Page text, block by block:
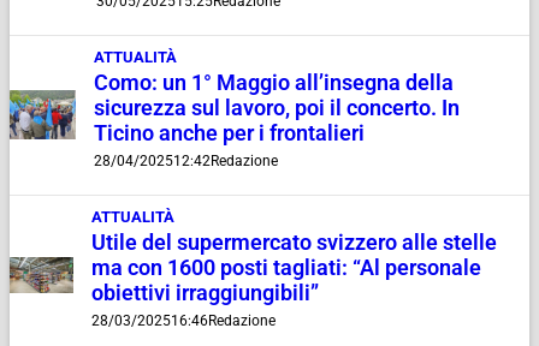
ATTUALITÀ
Como: un 1° Maggio all’insegna della
sicurezza sul lavoro, poi il concerto. In
Ticino anche per i frontalieri
28/04/202512:42Redazione
ATTUALITÀ
Utile del supermercato svizzero alle stelle
ma con 1600 posti tagliati: “Al personale
obiettivi irraggiungibili”
28/03/202516:46Redazione